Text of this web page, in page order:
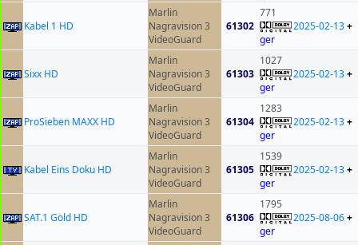
Kabel 1 HD
Marlin
Nagravision 3
VideoGuard
61302
771
ger
2025-02-13+
Sixx HD
Marlin
Nagravision 3
VideoGuard
61303
1027
ger
2025-02-13+
ProSieben MAXX HD
Marlin
Nagravision 3
VideoGuard
61304
1283
ger
2025-02-13+
Kabel Eins Doku HD
Marlin
Nagravision 3
VideoGuard
61305
1539
ger
2025-02-13+
SAT.1 Gold HD
Marlin
Nagravision 3
VideoGuard
61306
1795
ger
2025-08-06+